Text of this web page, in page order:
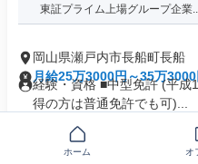
東証プライム上場グループ企業
岡山県瀬戸内市長船町長船
月給25万3000円～35万3000
経験・資格 ■中型免許 (平成
得の方は普通免許でも可)...
ホーム オ